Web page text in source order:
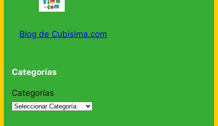
Blog de Cubisima.com
Categorías
Categorías